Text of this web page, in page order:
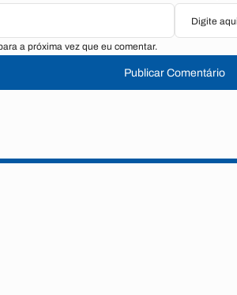
a próxima vez que eu comentar.
Publicar Comentário